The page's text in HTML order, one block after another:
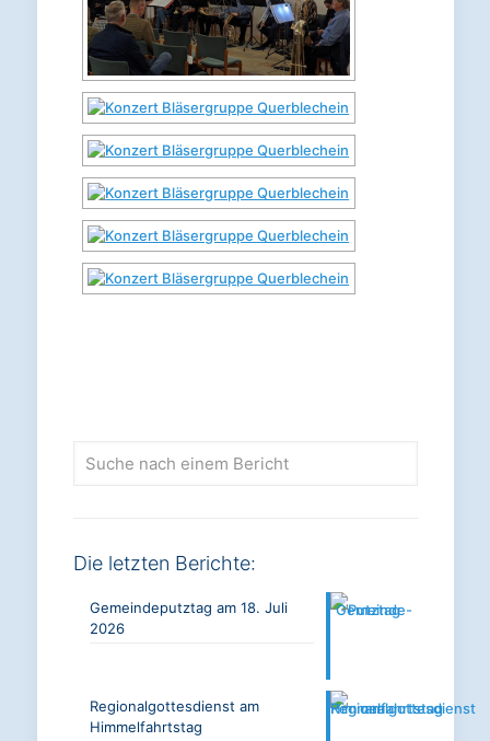
nach
Die letzten Berichte:
Gemeindeputztag am 18. Juli
2026
Regionalgottesdienst am
Himmelfahrtstag